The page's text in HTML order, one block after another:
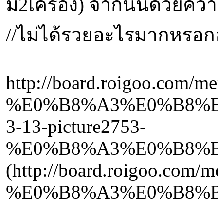
มี2เครื่อง) จากนั้นด้วยคว
//ไม่ได้รวยอะไรมากหรอ
http://board.roigoo.com/
3-13-picture2753-
(http://board.roigoo.com/